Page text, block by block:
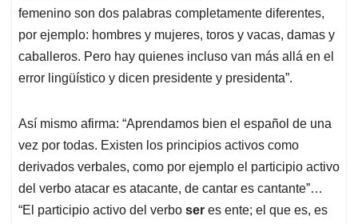
femenino son dos palabras completamente diferentes,
por ejemplo: hombres y mujeres, toros y vacas, damas y
caballeros. Pero hay quienes incluso van más allá en el
error lingüístico y dicen presidente y presidenta”.
Así mismo afirma: “Aprendamos bien el español de una
vez por todas. Existen los principios activos como
derivados verbales, como por ejemplo el participio activo
del verbo atacar es atacante, de cantar es cantante”…
“El participio activo del verbo ser es ente; el que es, es